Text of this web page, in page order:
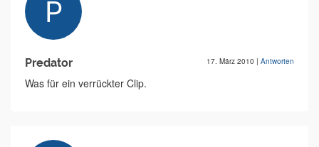
Predator 17. März 2010 | Antworten
Was für ein verrückter Clip.